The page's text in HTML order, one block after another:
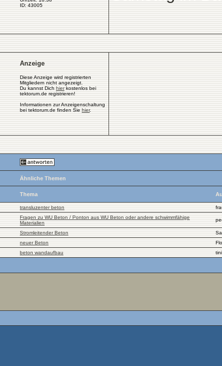
ID: 43005
Anzeige
Diese Anzeige wird registrierten
Mitgliedern nicht angezeigt.
Du kannst Dich hierkostenlos bei
tektorum.de registrieren!
Informationen zur Anzeigenschaltung
bei tektorum.de finden Sie hier.
Ähnliche Themen
Thema
transluzenter beton
Fragen zu WU Beton / Ponton aus WU Beton oder andere schwimmfähige
Materialien
Stromleitender Beton
neuer Beton
Flo
beton wandaufbau